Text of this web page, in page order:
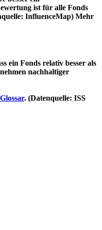
ist für alle Fonds
InfluenceMap) Mehr
ein Fonds relativ besser als
nachhaltiger
Glossar. (Datenquelle: ISS